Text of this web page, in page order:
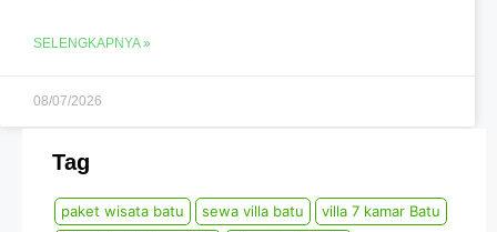
SELENGKAPNYA »
08/07/2026
Tag
paket wisata batu sewa villa batu
villa 7 kamar Batu